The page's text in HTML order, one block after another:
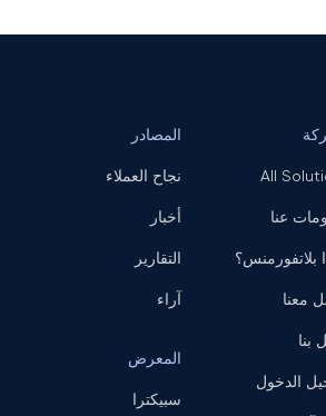
All
عنا
بلاتفورمنس؟
معنا
بنا
الدخول
المصادر
نجاح العملاء
أخبار
التقارير
آراء
المعرض
سبيكترا